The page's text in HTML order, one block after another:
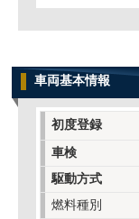
車両基本情報
初度登録
車検
駆動方式
燃料種別